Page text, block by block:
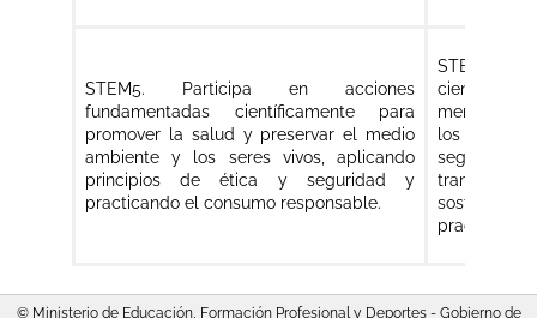
STEM5. Participa en acciones
fundamentadas científicamente para
promover la salud y preservar el medio
ambiente y los seres vivos, aplicando
principios de ética y seguridad y
practicando el consumo responsable.
STEM5.
mental y
los seres
seguridad
practicando
© Ministerio de Educación, Formación Profesional y Deportes - Gobierno de